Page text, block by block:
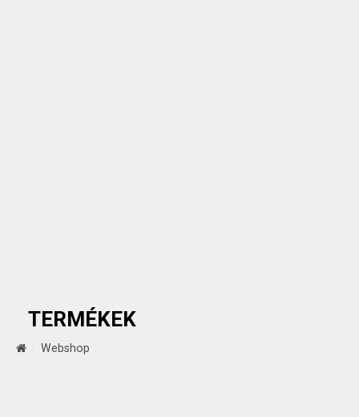
TERMÉKEK
Webshop